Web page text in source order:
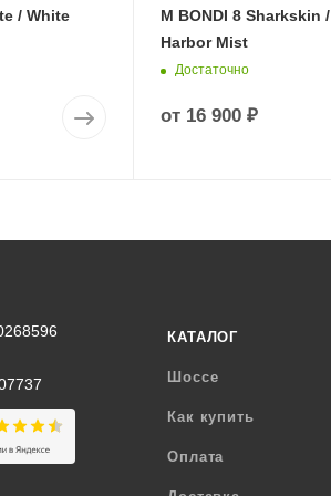
/ White
M BONDI 8 Sharkskin /
Harbor Mist
Достаточно
от 16 900 ₽
КАТАЛОГ
Шоссе
Как купить
Оплата